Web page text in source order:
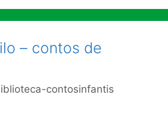
– contos de
contosinfantis